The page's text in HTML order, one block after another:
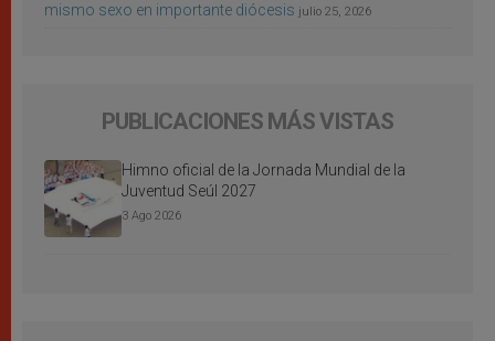
mismo sexo en importante diócesis julio 25, 2026
PUBLICACIONES MÁS VISTAS
Himno oficial de la Jornada Mundial de la
Juventud Seúl 2027
3 Ago 2026